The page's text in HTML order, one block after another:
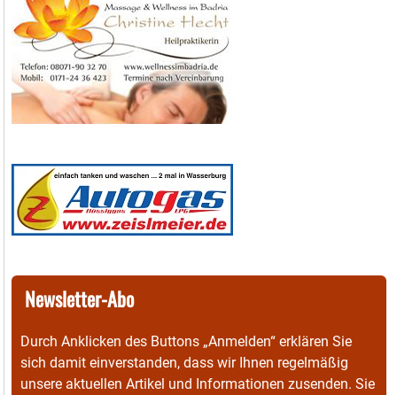
Newsletter-Abo
Durch Anklicken des Buttons „Anmelden“ erklären Sie
sich damit einverstanden, dass wir Ihnen regelmäßig
unsere aktuellen Artikel und Informationen zusenden. Sie